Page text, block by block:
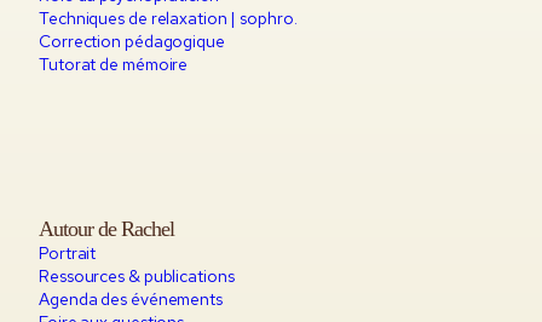
Techniques de relaxation | sophro.
Correction pédagogique
Tutorat de mémoire
Autour de Rachel
Portrait
Ressources & publications
Agenda des événements